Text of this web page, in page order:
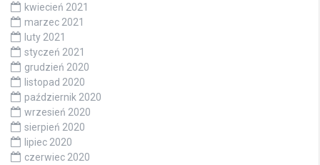
kwiecień 2021
marzec 2021
luty 2021
styczeń 2021
grudzień 2020
listopad 2020
październik 2020
wrzesień 2020
sierpień 2020
lipiec 2020
czerwiec 2020